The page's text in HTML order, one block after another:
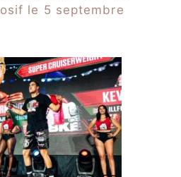
le 5 septembre